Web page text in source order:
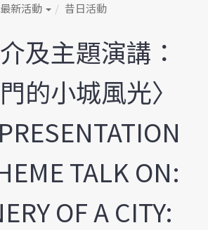
最新活動 昔日活動
及主題演講：
的小城風光〉
TALK ON:
OF A CITY: